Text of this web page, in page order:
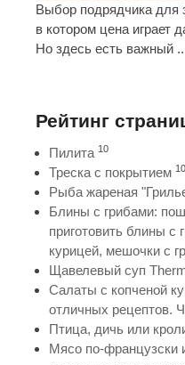
Выбор подрядчика для
в котором цена играет
Но здесь есть важный
Рейтинг
Пилита 10
Треска с покрытием 10
Рыба жареная
Блины с грибами:
приготовить блины с
курицей, мешочки с
Щавелевый суп
Салаты с копченой
отличных рецептов.
Птица, дичь или
Мясо по-французски